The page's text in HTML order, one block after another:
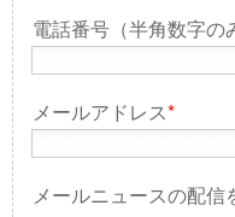
電話番号（半角数字の
メールアドレス*
メールニュースの配信